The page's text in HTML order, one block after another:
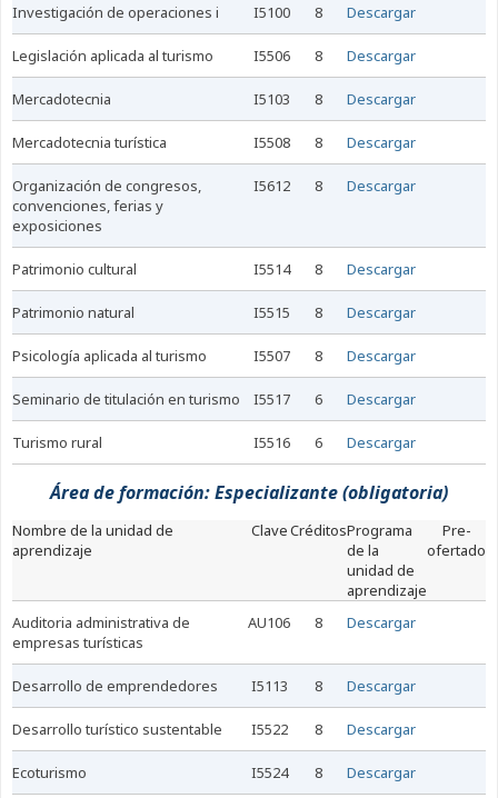
investigación de operaciones i I5100 8 Descargar
legislación aplicada al turismo I5506 8 Descargar
mercadotecnia I5103 8 Descargar
mercadotecnia turística I5508 8 Descargar
organización de congresos,
convenciones, ferias y
exposiciones
I5612 8 Descargar
patrimonio cultural I5514 8 Descargar
patrimonio natural I5515 8 Descargar
psicología aplicada al turismo I5507 8 Descargar
seminario de titulación en turismo I5517 6 Descargar
turismo rural I5516 6 Descargar
Área de formación: Especializante (obligatoria)
nombre de la unidad de
aprendizaje
ClaveCréditosPrograma
de la
unidad de
aprendizaje
Pre-
ofertado
auditoria administrativa de
empresas turísticas
AU106 8 Descargar
desarrollo de emprendedores I5113 8 Descargar
desarrollo turístico sustentable I5522 8 Descargar
ecoturismo I5524 8 Descargar